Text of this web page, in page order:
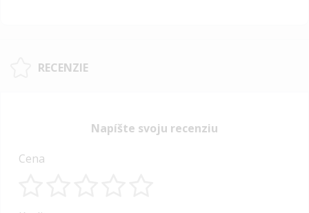
RECENZIE
Napíšte svoju recenziu
Cena